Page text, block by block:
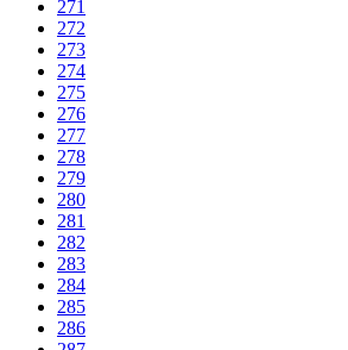
271
272
273
274
275
276
277
278
279
280
281
282
283
284
285
286